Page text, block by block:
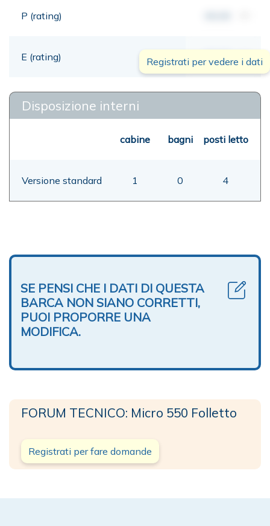
P (rating)
E (rating) 00,00 mt
Registrati per vedere i dati
Disposizione interni
cabine bagni posti letto
Versione standard 1 0 4
SE PENSI CHE I DATI DI QUESTA
BARCA NON SIANO CORRETTI,
PUOI PROPORRE UNA
MODIFICA.
FORUM TECNICO: Micro 550 Folletto
Registrati per fare domande